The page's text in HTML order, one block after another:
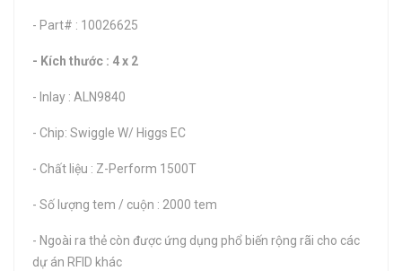
- Part# : 10026625
- Kích thước : 4 x 2
- Inlay : ALN9840
- Chip: Swiggle W/ Higgs EC
- Chất liệu : Z-Perform 1500T
- Số lượng tem / cuộn : 2000 tem
- Ngoài ra thẻ còn được ứng dụng phổ biến rộng rãi cho các
dự án RFID khác